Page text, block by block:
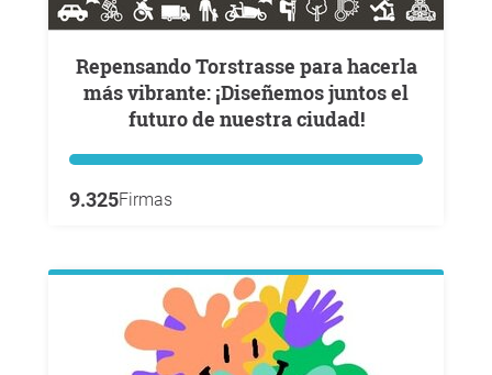
Repensando Torstrasse para hacerla
más vibrante: ¡Diseñemos juntos el
futuro de nuestra ciudad!
9.325Firmas